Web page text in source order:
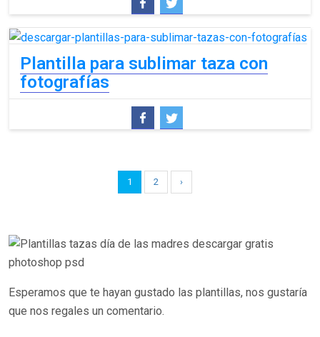
Plantilla para sublimar taza con
fotografías
1 2 ›
Esperamos que te hayan gustado las plantillas, nos gustaría
que nos regales un comentario.